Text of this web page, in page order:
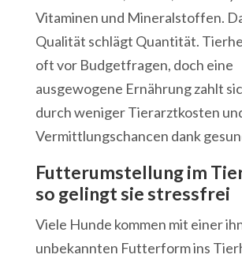
Vitaminen und Mineralstoffen.
Qualität schlägt Quantität.
oft vor Budgetfragen, doch eine
ausgewogene Ernährung zahlt
durch weniger Tierarztkosten
Vermittlungschancen dank
Futterumstellung im
so gelingt sie stressfrei
Viele Hunde kommen mit einer
unbekannten Futterform ins